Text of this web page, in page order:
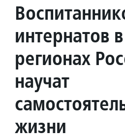
интернатов
регионах
научат
жизни